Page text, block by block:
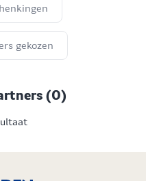
gekozen
(0)